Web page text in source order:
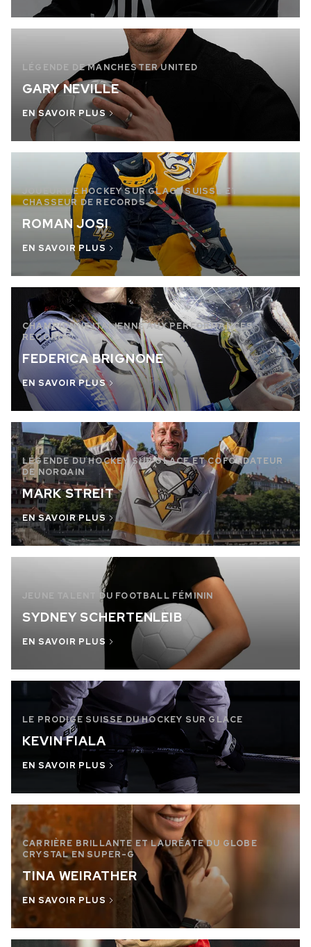
LÉGENDE DE MANCHESTER UNITED
GARY NEVILLE
EN SAVOIR PLUS
JOUEUR DE HOCKEY SUR GLACE SUISSE ET
CHASSEUR DE RECORDS
ROMAN JOSI
EN SAVOIR PLUS
CHAMPIONNE ITALIENNE AUX PERFORMANCES
RECORD !
FEDERICA BRIGNONE
EN SAVOIR PLUS
LÉGENDE DU HOCKEY SUR GLACE ET COFONDATEUR
DE NORQAIN
MARK STREIT
EN SAVOIR PLUS
JEUNE TALENT DU FOOTBALL FÉMININ
SYDNEY SCHERTENLEIB
EN SAVOIR PLUS
LE PRODIGE SUISSE DU HOCKEY SUR GLACE
KEVIN FIALA
EN SAVOIR PLUS
CARRIÈRE BRILLANTE ET LAURÉATE DU GLOBE
CRYSTAL EN SUPER-G
TINA WEIRATHER
EN SAVOIR PLUS